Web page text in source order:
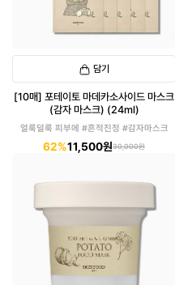
담기
[10매] 포테이토 마데카소사이드 마스크
(감자 마스크) (24ml)
얼룩덜룩 피부에 #흔적진정 #감자마스크
62%11,500원30,000원